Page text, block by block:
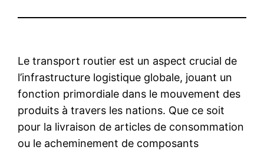
Le transport routier est un aspect crucial de
l’infrastructure logistique globale, jouant un
fonction primordiale dans le mouvement des
produits à travers les nations. Que ce soit
pour la livraison de articles de consommation
ou le acheminement de composants